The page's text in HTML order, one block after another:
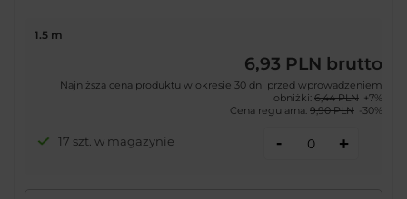
1.5 m
6,93 PLN brutto
Najniższa cena produktu w okresie 30 dni przed wprowadzeniem
obniżki: 6,44 PLN +7%
Cena regularna: 9,90 PLN -30%
17 szt. w magazynie - +